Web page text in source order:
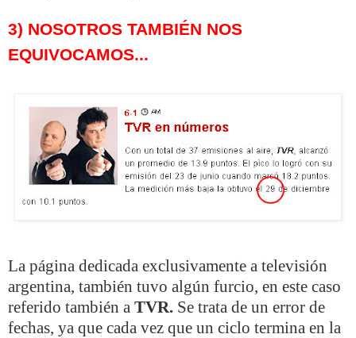
3) NOSOTROS TAMBIÉN NOS
EQUIVOCAMOS...
La página dedicada exclusivamente a televisión
argentina, también tuvo algún furcio, en este caso
referido también a TVR. Se trata de un error de
fechas, ya que cada vez que un ciclo termina en la